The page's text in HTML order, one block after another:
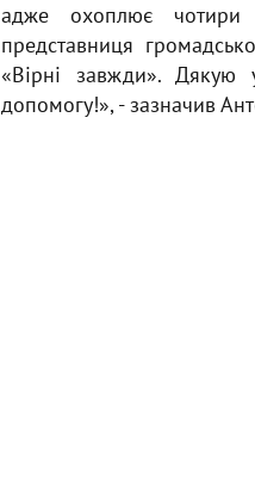
адже охоплює чотири
представниця
«Вірні завжди».
допомогу!», - зазначив